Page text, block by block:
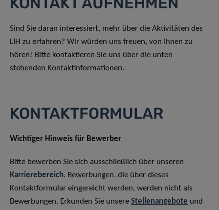
Sind Sie daran interessiert, mehr über die Aktivitäten des
LIH zu erfahren? Wir würden uns freuen, von Ihnen zu
hören! Bitte kontaktieren Sie uns über die unten
stehenden Kontaktinformationen.
KONTAKTFORMULAR
Wichtiger Hinweis für Bewerber
Bitte bewerben Sie sich ausschließlich über unseren
Karrierebereich. Bewerbungen, die über dieses
Kontaktformular eingereicht werden, werden nicht als
Bewerbungen. Erkunden Sie unsere Stellenangebote und